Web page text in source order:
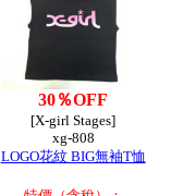
30％OFF
[X-girl Stages]
xg-808
LOGO花紋 BIG無袖T恤